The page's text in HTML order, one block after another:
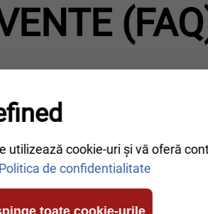
– ce e de făcut?
utilizează cookie-uri și vă oferă
Politica de confidentialitate
toate cookie-urile